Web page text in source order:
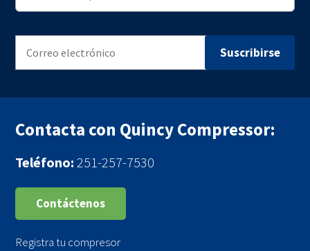
Contacta con Quincy Compressor:
Teléfono: 251-257-7530
Contáctenos
Registra tu compresor